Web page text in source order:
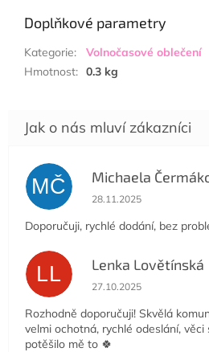
Doplňkové parametry
Kategorie:
Volnočasové oblečení
Hmotnost: 0.3 kg
MČ Michaela
Hodnocení obchodu je
28.11.2025
Doporučuji, rychlé dodání, bez
LL Lenka Lovětínská
Hodnocení obchodu je
27.10.2025
Rozhodně doporučuji! Skvělá
velmi ochotná, rychlé odeslání,
potěšilo mě to 🍀